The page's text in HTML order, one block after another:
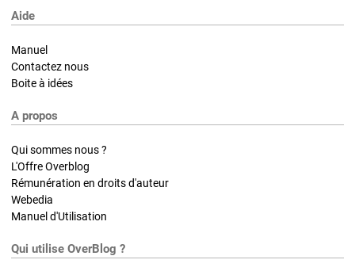
Aide
Manuel
Contactez nous
Boite à idées
A propos
Qui sommes nous ?
L'Offre Overblog
Rémunération en droits d'auteur
Webedia
Manuel d'Utilisation
Qui utilise OverBlog ?